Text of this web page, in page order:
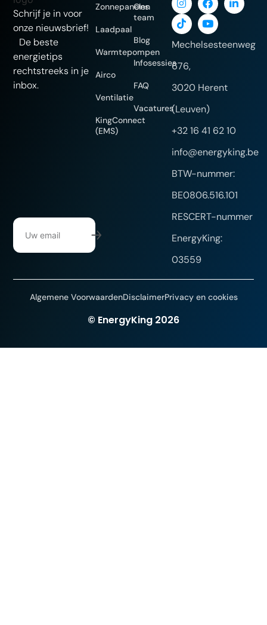
Schrijf je in voor
onze nieuwsbrief!
De beste
energietips
rechtstreeks in je
inbox.
Zonnepanelen
Laadpaal
Warmtepompen
Airco
Ventilatie
KingConnect
(EMS)
Ons
team
Blog
Infosessies
FAQ
Vacatures
Mechelsesteenweg
676,
3020 Herent
(Leuven)
+32 16 41 62 10
info@energyking.be
BTW-nummer:
BE0806.516.101
RESCERT-nummer
EnergyKing:
03559
© EnergyKing 2026
Algemene VoorwaardenDisclaimerPrivacy en cookies